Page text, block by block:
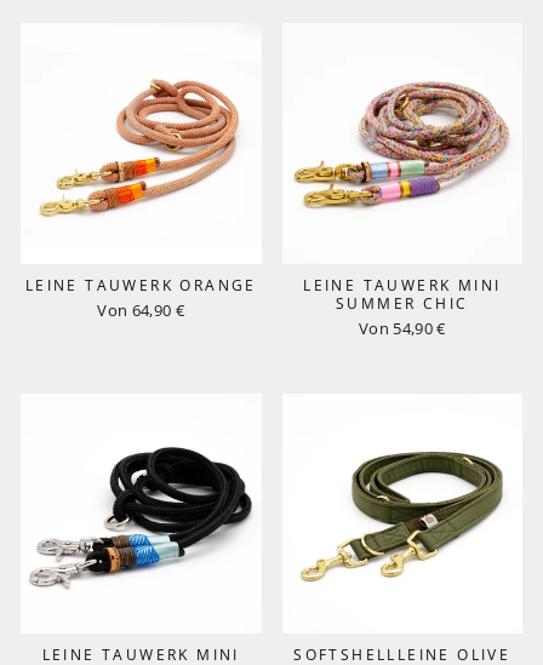
LEINE TAUWERK ORANGE
Von 64,90 €
LEINE TAUWERK MINI
SUMMER CHIC
Von 54,90 €
LEINE TAUWERK MINI
SOFTSHELLLEINE OLIVE